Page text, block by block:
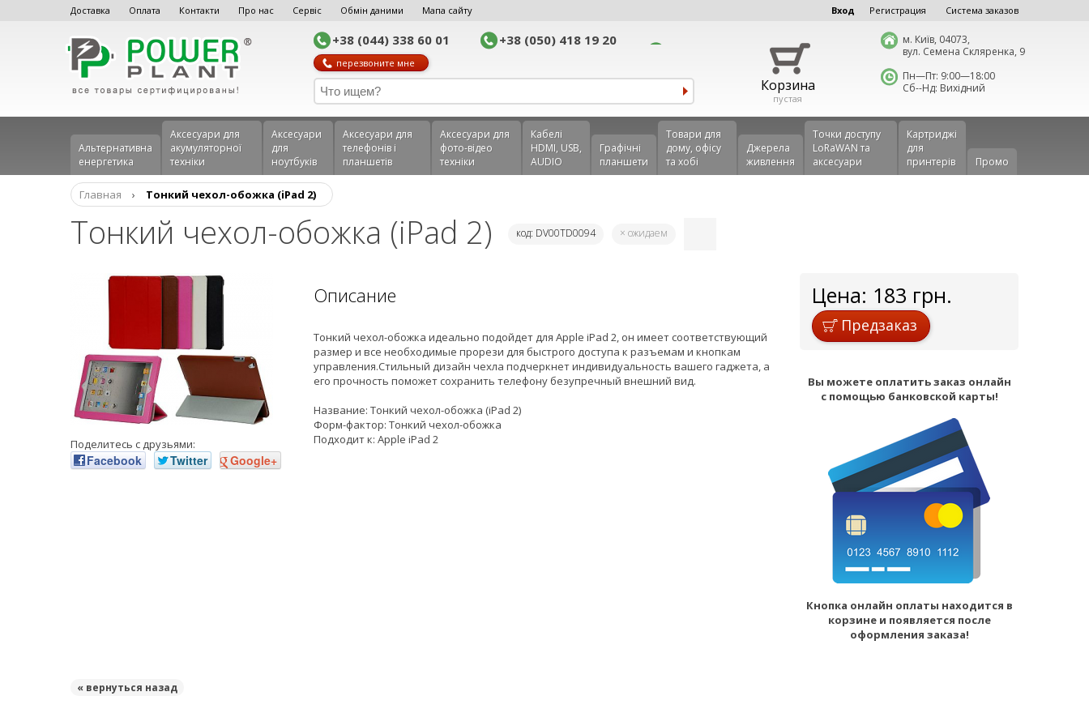
Доставка Оплата Контакти Про нас Сервіс Обмін даними Мапа сайту Вход Регистрация Система заказов
+38 (044) 338 60 01 +38 (050) 418 19 20
перезвоните мне
Корзина
пустая
м. Київ, 04073,
вул. Семена Скляренка, 9
Пн—Пт: 9:00—18:00
Сб--Нд: Вихідний
Альтернативна
енергетика
Аксесуари для
акумуляторної
техніки
Аксесуари
для
ноутбуків
Аксеcуари для
телефонів і
планшетів
Аксесуари для
фото-відео
техніки
Кабелі
HDMI, USB,
AUDIO
Графічні
планшети
Товари для
дому, офісу
та хобі
Джерела
живлення
Точки доступу
LoRaWAN та
аксесуари
Картриджі
для
принтерів
Промо
Главная › Тонкий чехол-обожка (iPad 2)
Тонкий чехол-обожка (iPad 2) код: DV00TD0094 × ожидаем
Поделитесь с друзьями:
Facebook Twitter Google+
Описание
Тонкий чехол-обожка идеально подойдет для Apple iPad 2, он имеет соответствующий
размер и все необходимые прорези для быстрого доступа к разъемам и кнопкам
управления.Стильный дизайн чехла подчеркнет индивидуальность вашего гаджета, а
его прочность поможет сохранить телефону безупречный внешний вид.
Название: Тонкий чехол-обожка (iPad 2)
Форм-фактор: Тонкий чехол-обожка
Подходит к: Apple iPad 2
Цена: 183 грн.
Предзаказ
Вы можете оплатить заказ онлайн
с помощью банковской карты!
Кнопка онлайн оплаты находится в
корзине и появляется после
оформления заказа!
« вернуться назад